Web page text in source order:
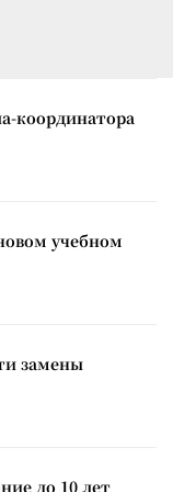
координатора
учебном
замены
до 10 лет